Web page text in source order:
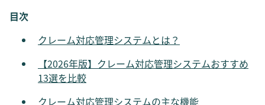
目次
クレーム対応管理システムとは？
【2026年版】クレーム対応管理システムおすすめ
13選を比較
クレーム対応管理システムの主な機能